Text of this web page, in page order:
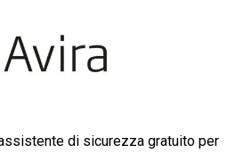
di sicurezza gratuito per